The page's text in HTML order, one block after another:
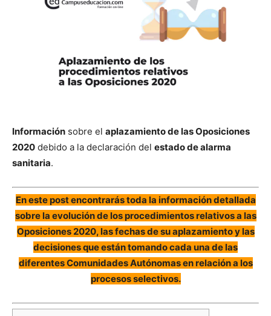
Información sobre el aplazamiento de las Oposiciones
2020 debido a la declaración del estado de alarma
sanitaria.
En este post encontrarás toda la información detallada
sobre la evolución de los procedimientos relativos a las
Oposiciones 2020, las fechas de su aplazamiento y las
decisiones que están tomando cada una de las
diferentes Comunidades Autónomas en relación a los
procesos selectivos.